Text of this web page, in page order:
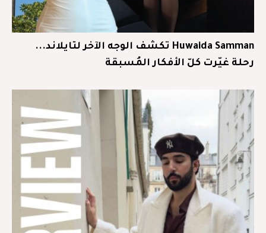
Huwaida Samman تكشف الوجه الآخر لتايلاند...
رحلة غيّرت كلّ الأفكار المُسبقة